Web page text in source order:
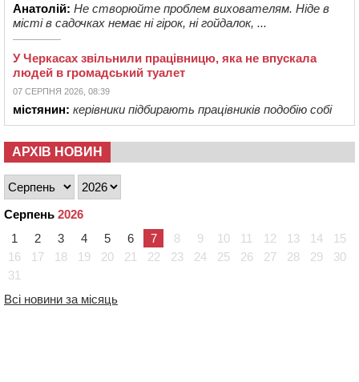
Анатолій: Не створюйте проблем вихователям. Ніде в
місті в садочках немає ні гірок, ні гойдалок, ...
У Черкасах звільнили працівницю, яка не впускала
людей в громадський туалет
07 СЕРПНЯ 2026, 08:39
містянин: керівники підбирають працівників подобію собі
АРХІВ НОВИН
Серпень 2026
1
2 3 4 5 6 7 8 9 10 11 12 13 14
15
16
17 18 19 20 21 22 23 24 25 26 27 28 29
30
31
Всі новини за місяць